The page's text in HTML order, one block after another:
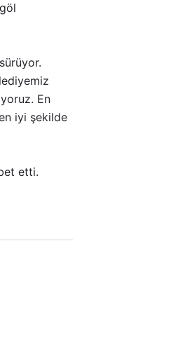
En
iyi şekilde
etti.